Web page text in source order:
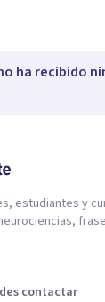
ha recibido
estudiantes y
contactar